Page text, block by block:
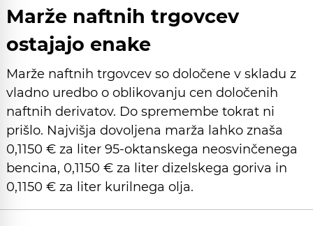
Marže naftnih trgovcev
ostajajo enake
Marže naftnih trgovcev so določene v skladu z
vladno uredbo o oblikovanju cen določenih
naftnih derivatov. Do spremembe tokrat ni
prišlo. Najvišja dovoljena marža lahko znaša
0,1150 € za liter 95-oktanskega neosvinčenega
bencina, 0,1150 € za liter dizelskega goriva in
0,1150 € za liter kurilnega olja.